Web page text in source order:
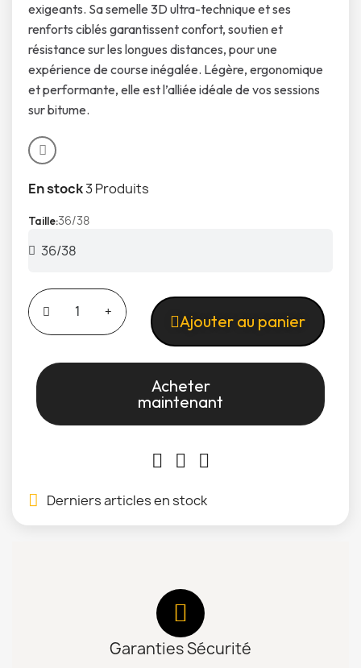
exigeants. Sa semelle 3D ultra-technique et ses
renforts ciblés garantissent confort, soutien et
résistance sur les longues distances, pour une
expérience de course inégalée. Légère, ergonomique
et performante, elle est l’alliée idéale de vos sessions
sur bitume.
En stock3 Produits
Taille 36/38
Ajouter au panier
Acheter
maintenant
Derniers articles en stock
Garanties Sécurité